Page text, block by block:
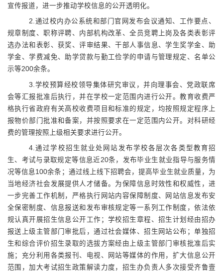
宣传报道，进一步推动学校信息的公开透明化。
2.通过校内办公系统和部门官网发布会议通知、工作要点、
规章制度、职称评聘、内部机构改革、全员竞聘上岗及各类表彰评
选办法和表彰、获奖、评审结果、干部人事信息、学生奖学金、助
学金、学费减免、助学贷款与勤工俭学的申请与管理规定、名单公
示等200余条。
3. 学校预算经校领导集体研究审议，并向理事会、党政联席
会等汇报批准后执行，并在学校一定范围内进行公开。教育收费严
格执行省政府有关高校收费项目和标准的规定，均按照规定程序上
报物价部门批准和备案，并按照要求在一定范围内公开。对科研经
费的管理按照上级相关要求进行公开。
4.通过学校招生就业处网站发布学校各层次各类型教育招
生、考试与录取规定等信息近20条，发布毕业生就业指导与服务情
况等信息100余条；通过线上线下招聘会，提高毕业生就业质量，为
当地经济社会发展提供人才储备。为保障信息时效性和权威性，进
一步完善工作机制，严格执行网站内容保障制度、网站信息发布安
全保密制度、信息报送和发布审核规定等一系列工作制度，依法依
规认真开展招生信息公开工作；学校招生章程、招生计划经由招办
报送上级主管部门审批后，通过社会媒体、招生网站公布；单独招
生和综合评价招生录取的选拔方案经由上级主管部门审核批准后实
施；充分利用各类报刊、电视、网站等媒体的作用，扩大信息公开
范围，加大考试招生政策解读力度，招生办负责人多次接受齐鲁壹